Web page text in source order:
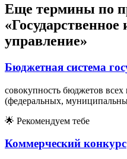
Еще термины по
управление»
Бюджетная система
совокупность бюджетов всех
(федеральных,
🌟 Рекомендуем тебе
Коммерческий конкурс